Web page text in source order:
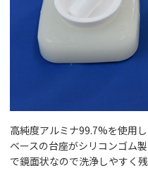
高純度アルミナ99.7%を使用し
ベースの台座がシリコンゴム
で鏡面状なので洗浄しやすく